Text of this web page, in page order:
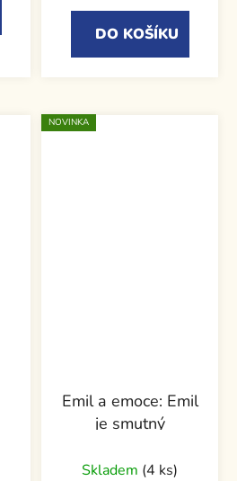
DO KOŠÍKU
NOVINKA
Emil a emoce: Emil
je smutný
Skladem (4 ks)